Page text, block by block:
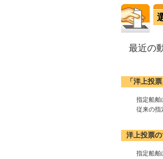
最近の
「洋上投
指定船舶
従来の指
洋上投票
指定船舶